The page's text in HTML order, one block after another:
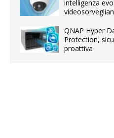
intelligenza
QNAP Hyper
Protection,
proattiva